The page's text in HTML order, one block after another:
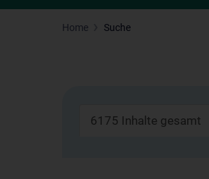
Home Suche
6175 Inhalte gesamt